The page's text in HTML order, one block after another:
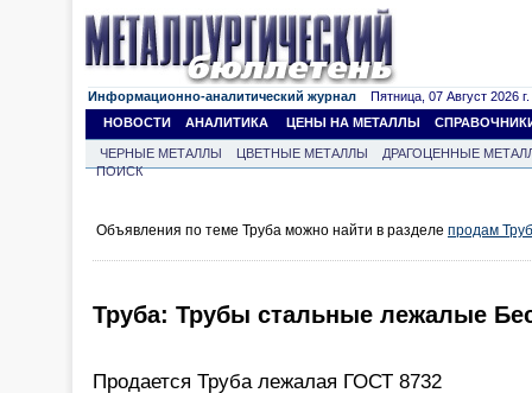
Информационно-аналитический журнал Пятница, 07 Август 2026 г.
НОВОСТИ
АНАЛИТИКА ЦЕНЫ НА МЕТАЛЛЫ
ЧЕРНЫЕ МЕТАЛЛЫ ЦВЕТНЫЕ МЕТАЛЛЫ
ДРАГОЦЕННЫЕ
ПОИСК
Объявления по теме Труба можно найти в разделе продам
Труба: Трубы стальные лежалые
Продается Труба лежалая ГОСТ 8732